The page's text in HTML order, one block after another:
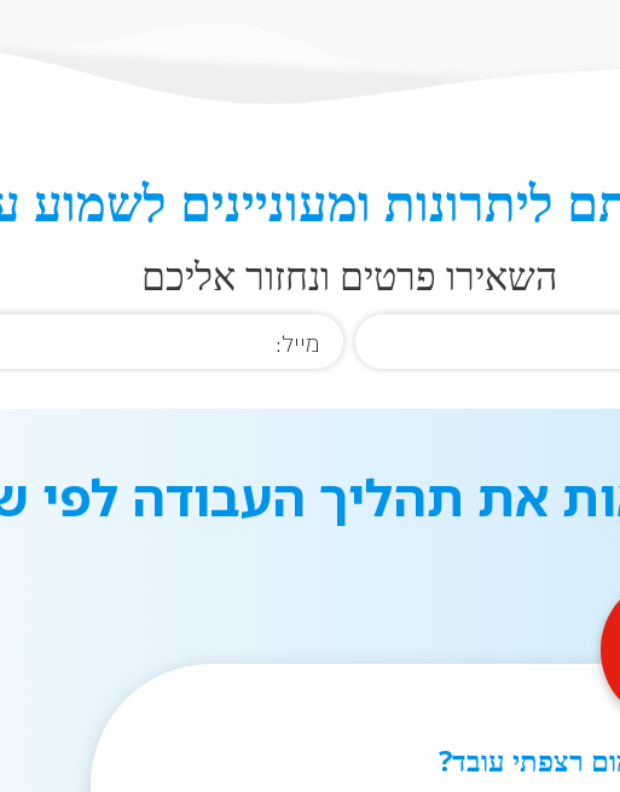
ליתרונות ומעוניינים לשמוע
השאירו פרטים ונחזור אליכם
את תהליך העבודה לפי
רצפתי עובד?